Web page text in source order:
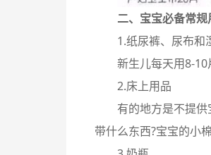
二、宝宝必备常规
1.纸尿裤、尿布和
新生儿每天用8-10
2.床上用品
有的地方是不提
带什么东西?宝宝的小